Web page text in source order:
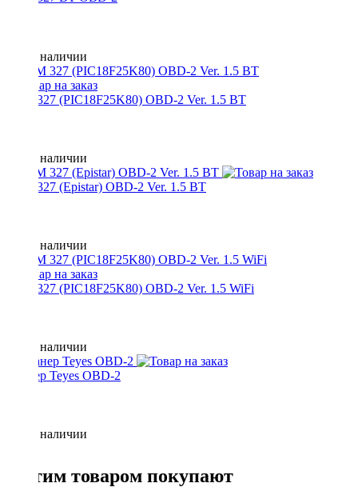
Нет в наличии
ELM 327 (PIC18F25K80) OBD-2 Ver. 1.5 BT
Нет в наличии
ELM 327 (Epistar) OBD-2 Ver. 1.5 BT
Нет в наличии
ELM 327 (PIC18F25K80) OBD-2 Ver. 1.5 WiFi
Нет в наличии
Сканер Teyes OBD-2
Нет в наличии
С этим товаром покупают